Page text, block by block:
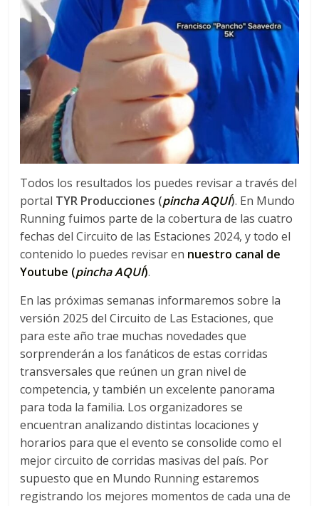
Todos los resultados los puedes revisar a través del
portal TYR Producciones (pincha AQUÍ). En Mundo
Running fuimos parte de la cobertura de las cuatro
fechas del Circuito de las Estaciones 2024, y todo el
contenido lo puedes revisar en nuestro canal de
Youtube (pincha AQUÍ).
En las próximas semanas informaremos sobre la
versión 2025 del Circuito de Las Estaciones, que
para este año trae muchas novedades que
sorprenderán a los fanáticos de estas corridas
transversales que reúnen un gran nivel de
competencia, y también un excelente panorama
para toda la familia. Los organizadores se
encuentran analizando distintas locaciones y
horarios para que el evento se consolide como el
mejor circuito de corridas masivas del país. Por
supuesto que en Mundo Running estaremos
registrando los mejores momentos de cada una de